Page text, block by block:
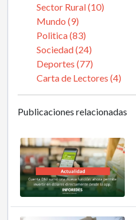
Sector Rural (10)
Mundo (9)
Politica (83)
Sociedad (24)
Deportes (77)
Carta de Lectores (4)
Publicaciones relacionadas